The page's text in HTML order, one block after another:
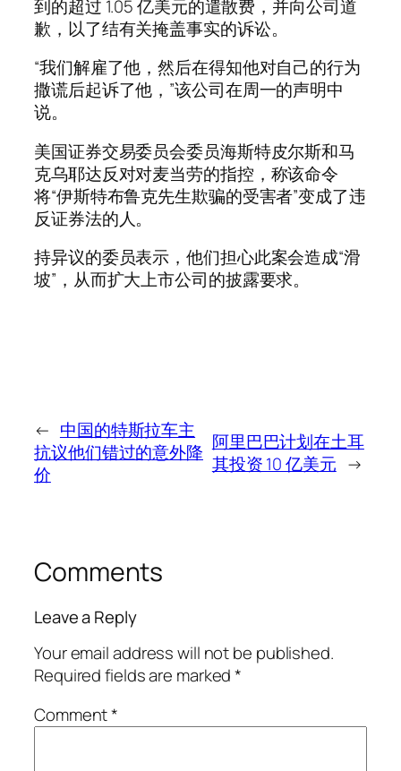
到的超过 1.05 亿美元的遣散费，并向公司道
歉，以了结有关掩盖事实的诉讼。
“我们解雇了他，然后在得知他对自己的行为
撒谎后起诉了他，”该公司在周一的声明中
说。
美国证券交易委员会委员海斯特皮尔斯和马
克乌耶达反对对麦当劳的指控，称该命令
将“伊斯特布鲁克先生欺骗的受害者”变成了违
反证券法的人。
持异议的委员表示，他们担心此案会造成“滑
坡”，从而扩大上市公司的披露要求。
← 中国的特斯拉车主
抗议他们错过的意外降
价
阿里巴巴计划在土耳
其投资 10 亿美元 →
Comments
Leave a Reply
Your email address will not be published.
Required fields are marked*
Comment*